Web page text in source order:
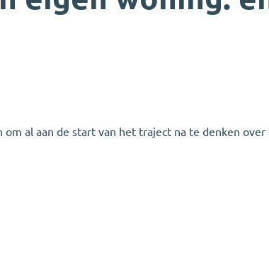
al aan de start van het traject na te denken